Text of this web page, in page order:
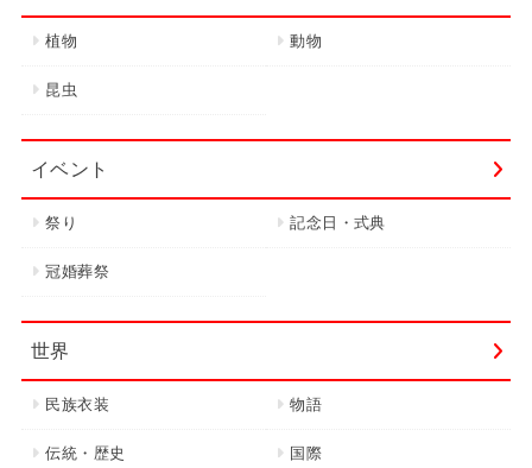
植物 動物
昆虫
イベント
祭り 記念日・式典
冠婚葬祭
世界
民族衣装 物語
伝統・歴史 国際